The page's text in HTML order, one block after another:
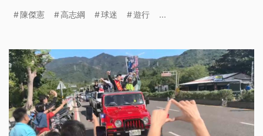
讓台灣在國際舞台更有信心。
陳傑憲 高志綱 球迷 遊行 ...